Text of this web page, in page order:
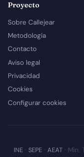
Proyecto
Sobre Callejear
Metodología
Contacto
Aviso legal
Privacidad
Cookies
Configurar cookies
INE· SEPE· AEAT· Min.